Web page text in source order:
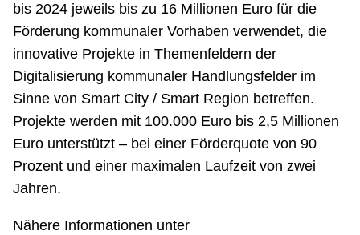
bis 2024 jeweils bis zu 16 Millionen Euro für die
Förderung kommunaler Vorhaben verwendet, die
innovative Projekte in Themenfeldern der
Digitalisierung kommunaler Handlungsfelder im
Sinne von Smart City / Smart Region betreffen.
Projekte werden mit 100.000 Euro bis 2,5 Millionen
Euro unterstützt – bei einer Förderquote von 90
Prozent und einer maximalen Laufzeit von zwei
Jahren.
Nähere Informationen unter